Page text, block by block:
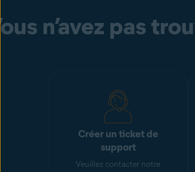
n’avez pas
Créer un ticket de
support
Veuillez contacter notre